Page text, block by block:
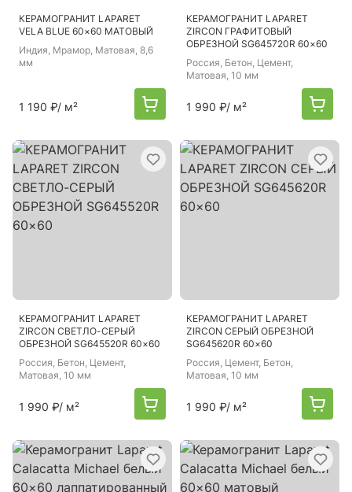
КЕРАМОГРАНИТ LAPARET
VELA BLUE 60×60 МАТОВЫЙ
Индия, Мрамор, Матовая, 8,6
мм
1 190 ₽/ м²
КЕРАМОГРАНИТ LAPARET
ZIRCON ГРАФИТОВЫЙ
ОБРЕЗНОЙ SG645720R 60×60
Россия, Бетон, Цемент,
Матовая, 10 мм
1 990 ₽/ м²
КЕРАМОГРАНИТ LAPARET
ZIRCON СВЕТЛО-СЕРЫЙ
ОБРЕЗНОЙ SG645520R 60×60
Россия, Бетон, Цемент,
Матовая, 10 мм
1 990 ₽/ м²
КЕРАМОГРАНИТ LAPARET
ZIRCON СЕРЫЙ ОБРЕЗНОЙ
SG645620R 60×60
Россия, Цемент, Бетон,
Матовая, 10 мм
1 990 ₽/ м²